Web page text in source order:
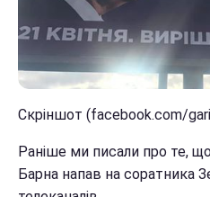
Скріншот (facebook.com/
Раніше ми писали про те,
Барна напав на соратника